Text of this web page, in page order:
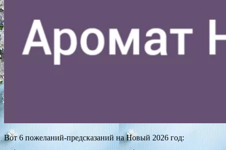
Вот 6 пожеланий-предсказаний на Новый 2026 год: